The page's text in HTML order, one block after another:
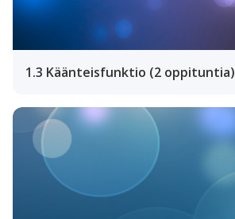
1.3 Käänteisfunktio (2 oppituntia)